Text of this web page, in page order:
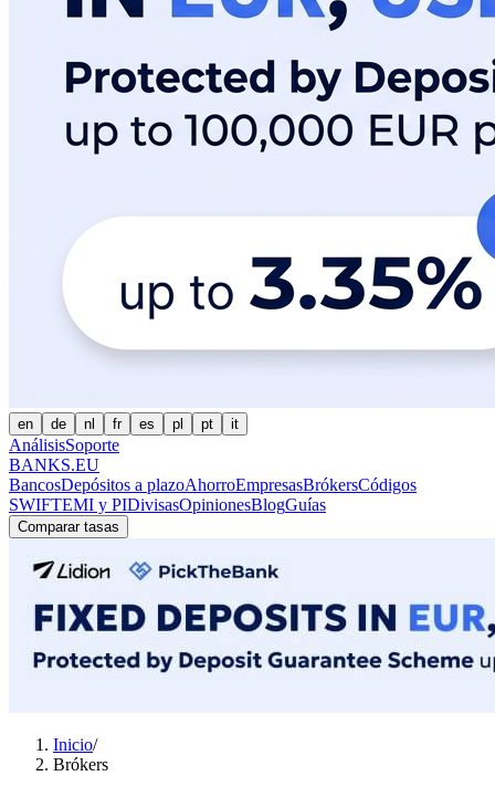
en de nl fr es pl pt it
AnálisisSoporte
BANKS.EU
BancosDepósitos a plazoAhorroEmpresasBrókersCódigos
SWIFTEMI y PIDivisasOpinionesBlogGuías
Comparar tasas
Inicio/
Brókers